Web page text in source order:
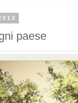
paese